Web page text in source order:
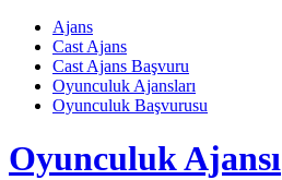
Skip
content
Ajans
Cast Ajans
Cast Ajans Başvuru
Oyunculuk Ajansları
Oyunculuk Başvurusu
Oyunculuk Ajansı